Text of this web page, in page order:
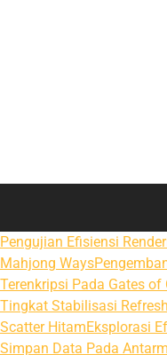
Pengujian Efisiensi
Mahjong Ways
Terenkripsi Pada Gates of
Tingkat Stabilisasi
Scatter HitamEksplorasi
Simpan Data Pada